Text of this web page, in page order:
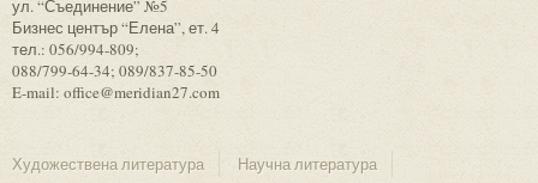
ул. “Съединение” №5
Бизнес център “Елена”, ет. 4
тел.: 056/994-809;
088/799-64-34; 089/837-85-50
E-mail: office@meridian27.com
Художествена литература
Научна литература